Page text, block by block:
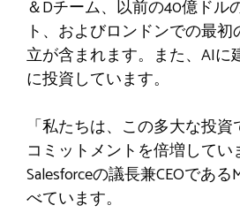
＆Dチーム、以前の40億ドル
ト、およびロンドンでの最
立が含まれます。また、AIに
に投資しています。
「私たちは、この多大な投
コミットメントを倍増してい
Salesforceの議長兼CEOである
べています。